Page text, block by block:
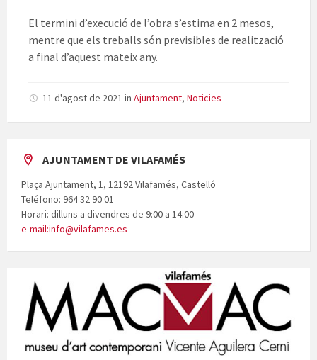
El termini d’execució de l’obra s’estima en 2 mesos,
mentre que els treballs són previsibles de realització
a final d’aquest mateix any.
11 d'agost de 2021 in Ajuntament, Noticies
AJUNTAMENT DE VILAFAMÉS
Plaça Ajuntament, 1, 12192 Vilafamés, Castelló
Teléfono: 964 32 90 01
Horari: dilluns a divendres de 9:00 a 14:00
e-mail:info@vilafames.es